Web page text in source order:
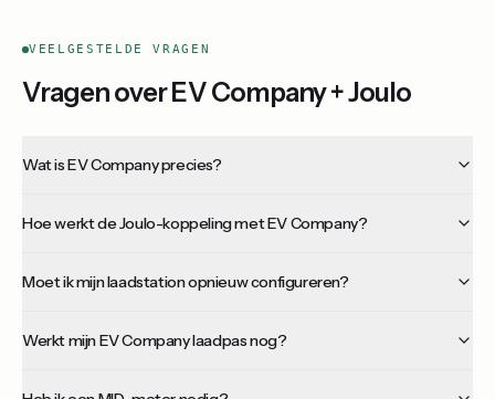
VEELGESTELDE VRAGEN
Vragen over EV Company + Joulo
Wat is EV Company precies?
Hoe werkt de Joulo-koppeling met EV Company?
Moet ik mijn laadstation opnieuw configureren?
Werkt mijn EV Company laadpas nog?